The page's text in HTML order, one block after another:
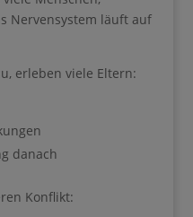
Nervensystem läuft
erleben viele Eltern:
danach
Konflikt: